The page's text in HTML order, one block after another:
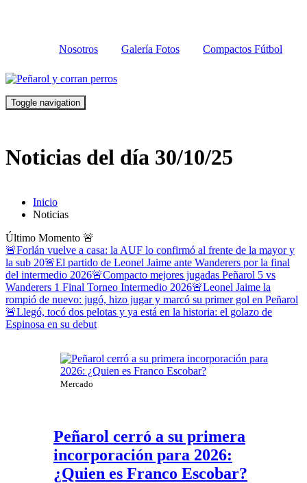
Nosotros Galería Fotos Compactos Fútbol
Toggle navigation
Noticias del día 30/10/25
Inicio
Noticias
Último Momento 🚨
🚨Forlán vuelve a casa: la AUF lo confirmó al frente de la mayor y
la sub 20🚨El partido de Leonel Jaime ante Wanderers por la final
del intermedio 2026🚨Compacto mejores jugadas Peñarol 5 vs
Wanderers 1 Final Torneo Intermedio 2026🚨Leonel Jaime la
rompió de nuevo: jugó, hizo jugar y marcó su primer gol en Peñarol
🚨Llegó, tocó dos pelotas y ya está en la historia: el golazo de
Espinosa en su debut
Mercado
Peñarol cerró a su primera
incorporación para 2026:
¿Quien es Franco Escobar?